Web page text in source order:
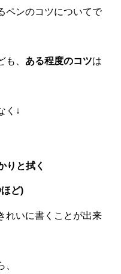
ペンのコツについてで
、 ある程度のコツは
く↓
りと拭く
ど)
れいに書くことが出来